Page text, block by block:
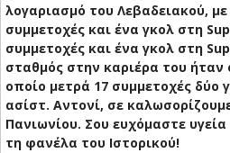
λογαριασμό του Λεβαδειακού,
συμμετοχές και ένα γκολ στη
συμμετοχές και ένα γκολ στη
σταθμός στην καριέρα του
οποίο μετρά 17 συμμετοχές δύο
ασίστ. Αντονί, σε
Πανιωνίου. Σου ευχόμαστε
τη φανέλα του Ιστορικού!